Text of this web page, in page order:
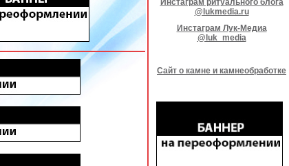
Инстаграм ритуального блога
@lukmedia.ru
Инстаграм Лук-Медиа
@luk_media
Сайт о камне и камнеобработке